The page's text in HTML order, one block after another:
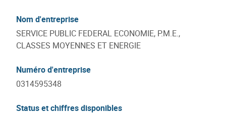
Nom d'entreprise
SERVICE PUBLIC FEDERAL ECONOMIE, P.M.E.,
CLASSES MOYENNES ET ENERGIE
Numéro d'entreprise
0314595348
Status et chiffres disponibles